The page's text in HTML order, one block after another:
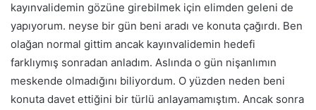
kayınvalidemin gözüne girebilmek için elimden geleni de
yapıyorum. neyse bir gün beni aradı ve konuta çağırdı. Ben
olağan normal gittim ancak kayınvalidemin hedefi
farklıymış sonradan anladım. Aslında o gün nişanlımın
meskende olmadığını biliyordum. O yüzden neden beni
konuta davet ettiğini bir türlü anlayamamıştım. Ancak sonra